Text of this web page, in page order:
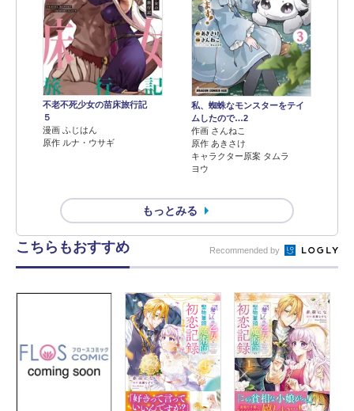
不老不死少女の苗床旅行記
５
漫画 ふじはん
原作 ルナ・ウサギ
私、蜘蛛なモンスターをテイ
ムしたので…2
作画 さんねこ
原作 あきさけ
キャラクター原案 タムラ
ヨウ
もっとみる
こちらもおすすめ Recommended by